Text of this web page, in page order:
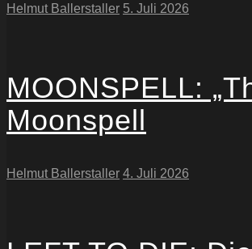
Helmut Ballerstaller 5. Juli 2026
MOONSPELL:
Moonspell
Helmut Ballerstaller 4. Juli 2026